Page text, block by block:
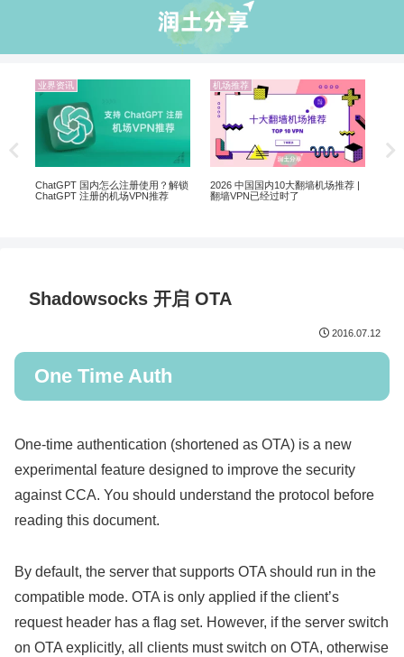
国国内10大翻墙机场推荐 |
已经过时了
翻墙选 VPN 还是机场？
机场推荐
2026年稳定高速
Shadowsocks 开启 OTA
2016.07.12
One Time Auth
One-time authentication (shortened as OTA) is a new
experimental feature designed to improve the security
against CCA. You should understand the protocol before
reading this document.
By default, the server that supports OTA should run in the
compatible mode. OTA is only applied if the client’s
request header has a flag set. However, if the server switch
on OTA explicitly, all clients must switch on OTA, otherwise